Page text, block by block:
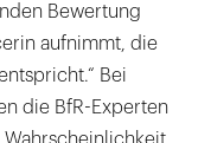
Bewertung
aufnimmt, die
Bei
die BfR-Experten